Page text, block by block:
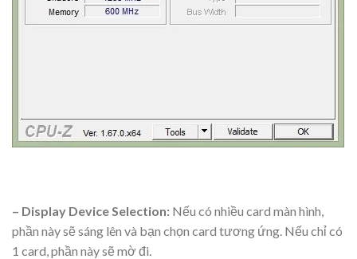
– Display Device Selection: Nếu có nhiều card màn hình,
phần này sẽ sáng lên và bạn chọn card tương ứng. Nếu chỉ có
1 card, phần này sẽ mờ đi.